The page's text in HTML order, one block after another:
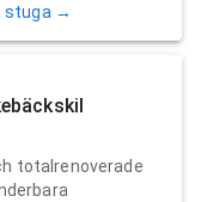
stuga →
totalrenoverade